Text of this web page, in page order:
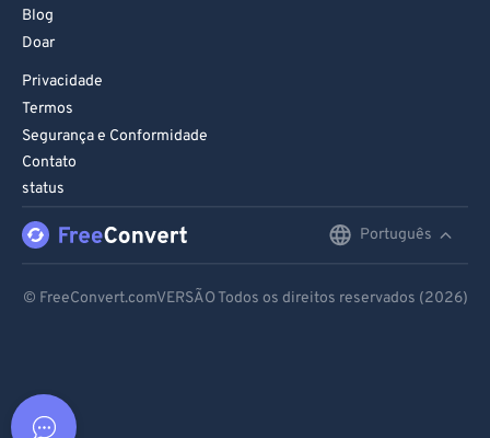
Blog
Doar
Privacidade
Termos
Segurança e Conformidade
Contato
status
Português
© FreeConvert.comVERSÃO Todos os direitos reservados (2026)